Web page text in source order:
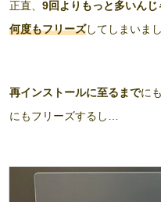
正直、 9回よりもっと多いんじ
何度もフリーズしてしまいまし
再インストールに至るまでに
にもフリーズするし…